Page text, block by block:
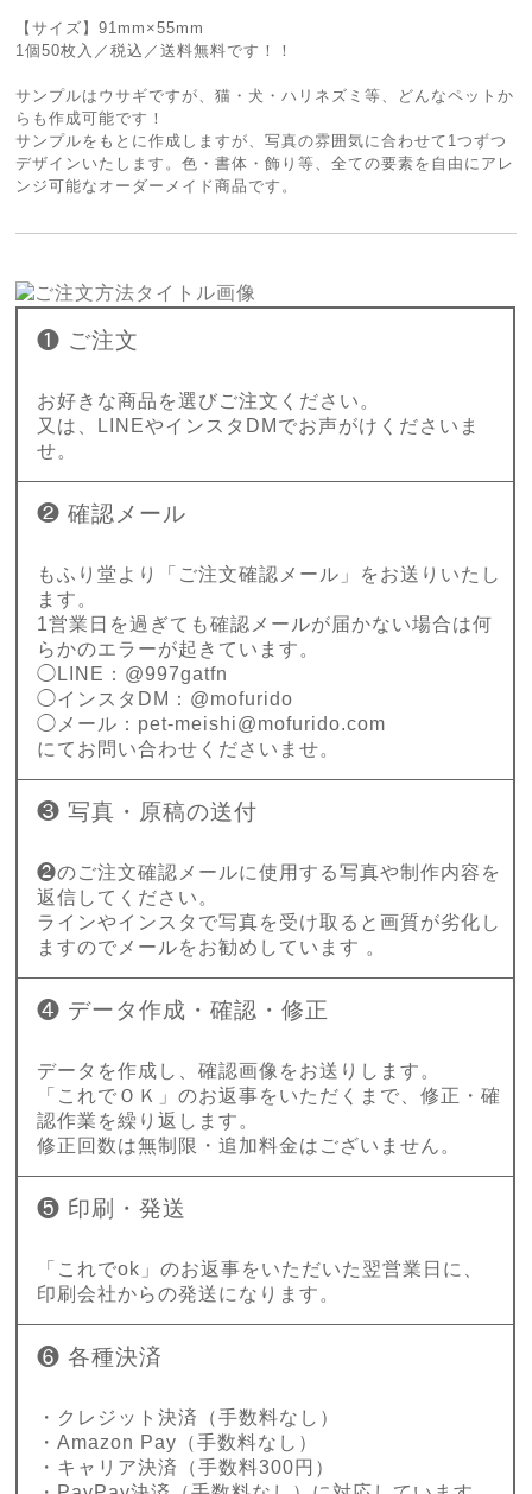
【サイズ】91mm×55mm
1個50枚入／税込／送料無料です！！
サンプルはウサギですが、猫・犬・ハリネズミ等、どんなペットか
らも作成可能です！
サンプルをもとに作成しますが、写真の雰囲気に合わせて1つずつ
デザインいたします。色・書体・飾り等、全ての要素を自由にアレ
ンジ可能なオーダーメイド商品です。
❶ ご注文
お好きな商品を選びご注文ください。
又は、LINEやインスタDMでお声がけくださいま
せ。
❷ 確認メール
もふり堂より「ご注文確認メール」をお送りいたし
ます。
1営業日を過ぎても確認メールが届かない場合は何
らかのエラーが起きています。
◯LINE：@997gatfn
◯インスタDM：@mofurido
◯メール： pet-meishi@mofurido.com
にてお問い合わせくださいませ。
❸ 写真・原稿の送付
❷のご注文確認メールに使用する写真や制作内容を
返信してください。
ラインやインスタで写真を受け取ると画質が劣化し
ますのでメールをお勧めしています 。
❹ データ作成・確認・修正
データを作成し、確認画像をお送りします。
「これでＯＫ」のお返事をいただくまで、修正・確
認作業を繰り返します。
修正回数は無制限・追加料金はございません。
❺ 印刷・発送
「これでok」のお返事をいただいた翌営業日に、
印刷会社からの発送になります。
❻ 各種決済
・クレジット決済（手数料なし）
・Amazon Pay（手数料なし）
・キャリア決済（手数料300円）